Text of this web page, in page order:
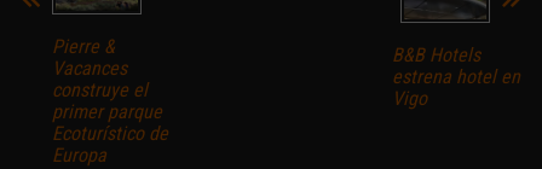
Pierre &
Vacances
construye el
primer parque
Ecoturístico de
Europa
B&B Hotels
estrena hotel en
Vigo